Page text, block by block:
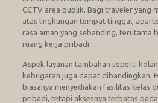
CCTV area publik. Bagi traveler yang
atas lingkungan tempat tinggal,
rasa aman yang sebanding, terutama
ruang kerja pribadi.
Aspek layanan tambahan seperti
kebugaran juga dapat dibandingkan.
biasanya menyediakan fasilitas kelas
pribadi, tetapi aksesnya terbatas